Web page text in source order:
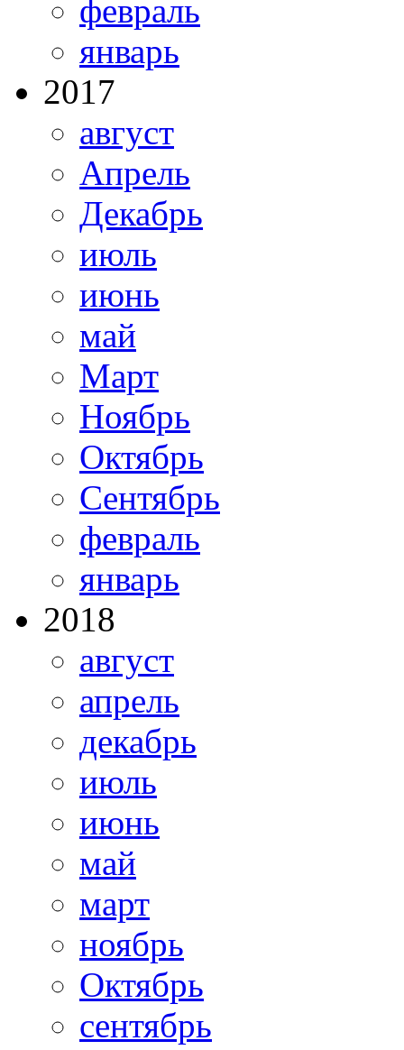
февраль
январь
2017
август
Апрель
Декабрь
июль
июнь
май
Март
Ноябрь
Октябрь
Сентябрь
февраль
январь
2018
август
апрель
декабрь
июль
июнь
май
март
ноябрь
Октябрь
сентябрь